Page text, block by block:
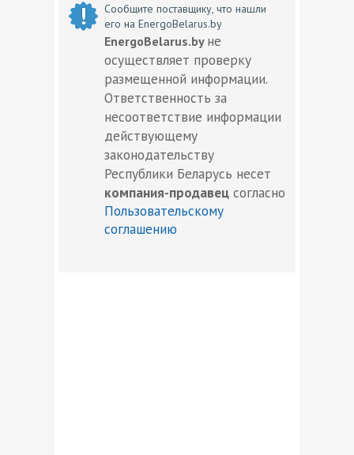
Сообщите поставщику, что нашли
его на EnergoBelarus.by
EnergoBelarus.by не
осуществляет проверку
размещенной информации.
Ответственность за
несоответствие информации
действующему
законодательству
Республики Беларусь несет
компания-продавец согласно
Пользовательскому
соглашению